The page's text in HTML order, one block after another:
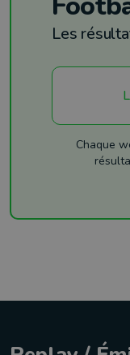
Les
Chaque